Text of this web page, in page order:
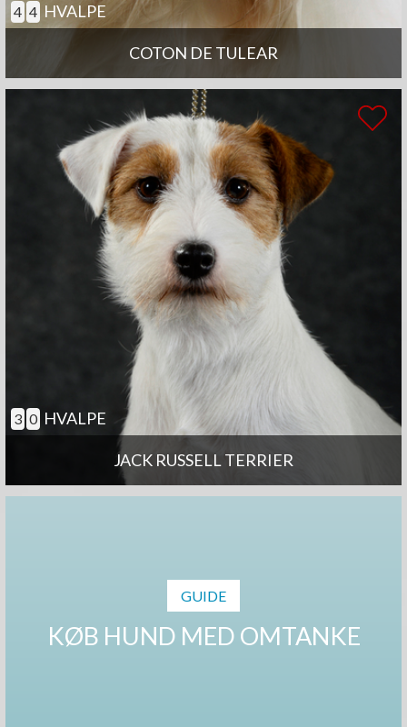
COTON DE TULEAR
4 4 HVALPE
JACK RUSSELL TERRIER
3 0 HVALPE
GUIDE
KØB HUND MED OMTANKE